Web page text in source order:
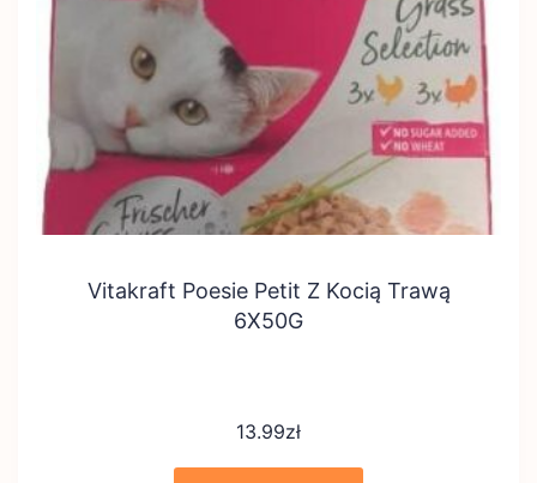
Vitakraft Poesie Petit Z Kocią Trawą
6X50G
13.99zł